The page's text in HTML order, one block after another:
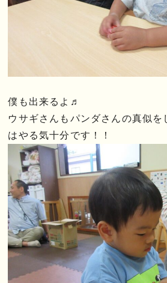
僕も出来るよ♬
ウサギさんもパンダさんの真似を
はやる気十分です！！